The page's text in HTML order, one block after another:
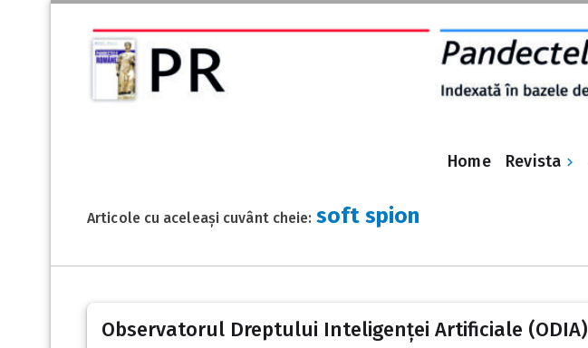
Home Revista
Articole cu aceleași cuvânt cheie: soft spion
Observatorul Dreptului Inteligenței Artificiale (ODIA)